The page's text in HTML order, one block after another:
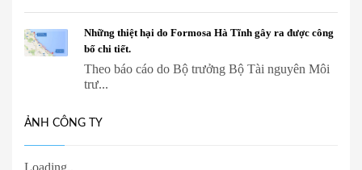
Những thiệt hại do Formosa Hà Tĩnh gây ra được công
bố chi tiết.
Theo báo cáo do Bộ trưởng Bộ Tài nguyên Môi
trư...
ẢNH CÔNG TY